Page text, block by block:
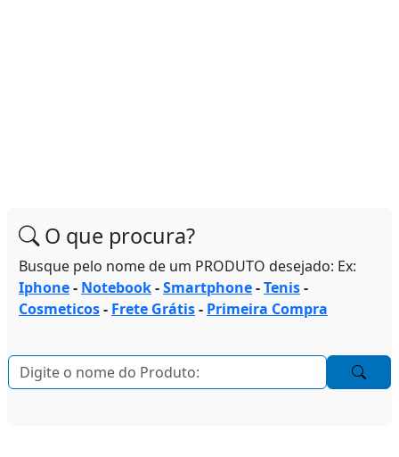
O que procura?
Busque pelo nome de um PRODUTO desejado: Ex:
Iphone- Notebook-Smartphone-Tenis-
Cosmeticos- Frete Grátis- Primeira Compra